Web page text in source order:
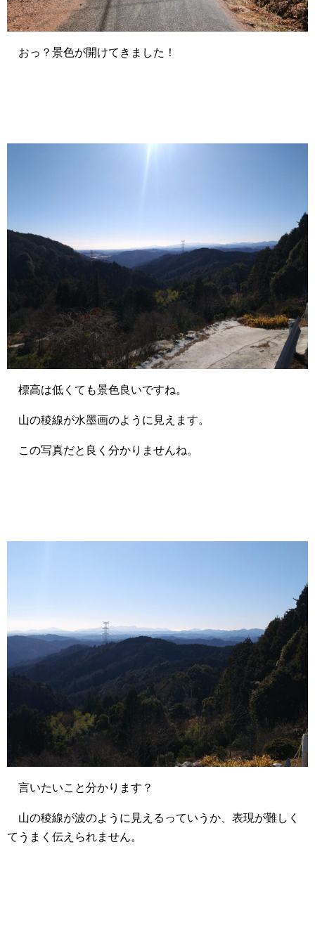
おっ？景色が開けてきました！
標高は低くても景色良いですね。
山の稜線が水墨画のように見えます。
この写真だと良く分かりませんね。
言いたいこと分かります？
山の稜線が波のように見えるっていうか、表現が難しく
てうまく伝えられません。